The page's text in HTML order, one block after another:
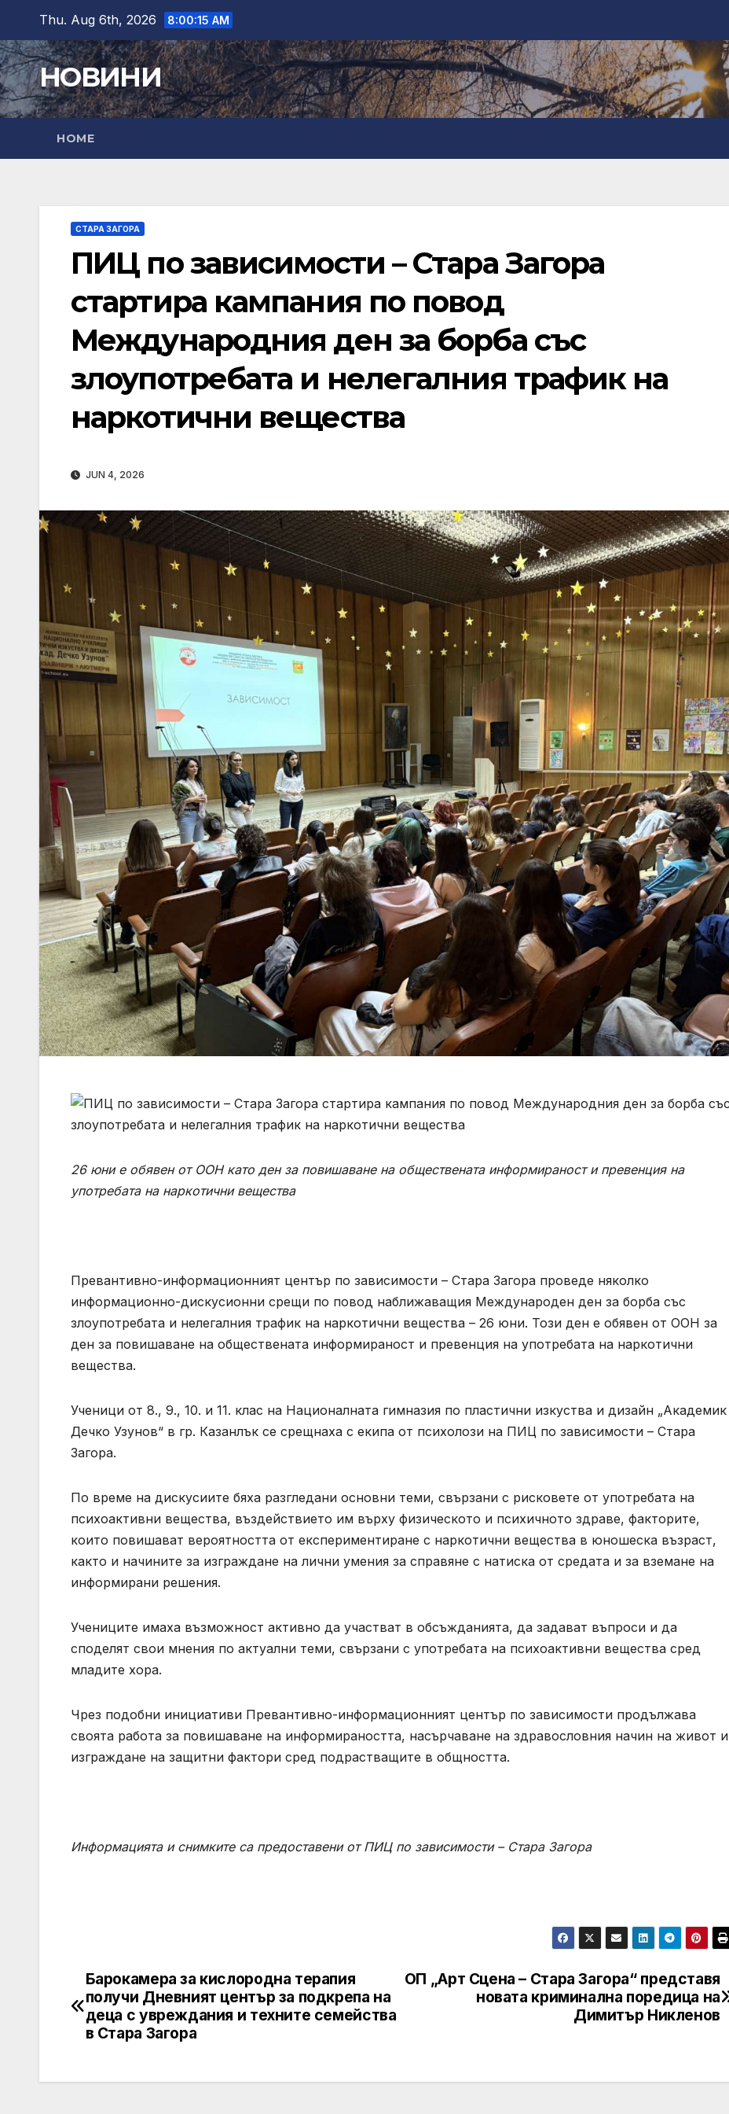
content
Thu. Aug 6th, 2026 8:00:17 AM
НОВИНИ
HOME
СТАРА ЗАГОРА
ПИЦ по зависимости – Стара Загора
стартира кампания по повод
Международния ден за борба със
злоупотребата и нелегалния трафик на
наркотични вещества
JUN 4, 2026
26 юни е обявен от ООН като ден за повишаване на обществената информираност и превенция на
употребата на наркотични вещества
Превантивно-информационният център по зависимости – Стара Загора проведе няколко
информационно-дискусионни срещи по повод наближаващия Международен ден за борба със
злоупотребата и нелегалния трафик на наркотични вещества – 26 юни. Този ден е обявен от ООН за
ден за повишаване на обществената информираност и превенция на употребата на наркотични
вещества.
Ученици от 8., 9., 10. и 11. клас на Националната гимназия по пластични изкуства и дизайн „Академик
Дечко Узунов“ в гр. Казанлък се срещнаха с екипа от психолози на ПИЦ по зависимости – Стара
Загора.
По време на дискусиите бяха разгледани основни теми, свързани с рисковете от употребата на
психоактивни вещества, въздействието им върху физическото и психичното здраве, факторите,
които повишават вероятността от експериментиране с наркотични вещества в юношеска възраст,
както и начините за изграждане на лични умения за справяне с натиска от средата и за вземане на
информирани решения.
Учениците имаха възможност активно да участват в обсъжданията, да задават въпроси и да
споделят свои мнения по актуални теми, свързани с употребата на психоактивни вещества сред
младите хора.
Чрез подобни инициативи Превантивно-информационният център по зависимости продължава
своята работа за повишаване на информираността, насърчаване на здравословния начин на живот и
изграждане на защитни фактори сред подрастващите в общността.
Информацията и снимките са предоставени от ПИЦ по зависимости – Стара Загора
Post
navigation
ОП „Арт Сцена – Стара Загора“ представя
новата криминална поредица на
Димитър Никленов
Барокамера за кислородна терапия
получи Дневният център за подкрепа на
деца с увреждания и техните семейства
в Стара Загора